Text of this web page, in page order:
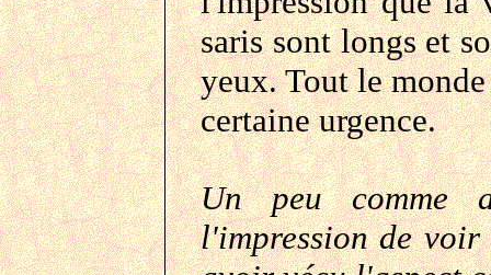
saris sont longs et
yeux. Tout le
certaine urgence.
Un peu comme
l'impression de